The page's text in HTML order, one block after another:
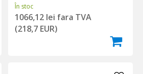
În stoc
1066,12 lei fara TVA
(218,7 EUR)